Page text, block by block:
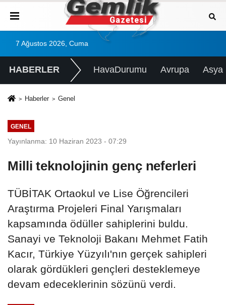
7 Ağustos 2026, Cuma
HABERLER HavaDurumu Avrupa Asya
Haberler Genel
GENEL
Yayınlanma: 10 Haziran 2023 - 07:29
Milli teknolojinin genç neferleri
TÜBİTAK Ortaokul ve Lise Öğrencileri
Araştırma Projeleri Final Yarışmaları
kapsamında ödüller sahiplerini buldu.
Sanayi ve Teknoloji Bakanı Mehmet Fatih
Kacır, Türkiye Yüzyılı'nın gerçek sahipleri
olarak gördükleri gençleri desteklemeye
devam edeceklerinin sözünü verdi.